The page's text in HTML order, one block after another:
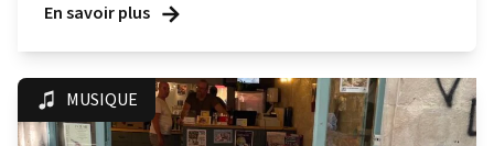
En savoir plus
MUSIQUE